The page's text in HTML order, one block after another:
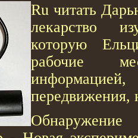
Ru читать
лекарство
которую
рабочие
передвижения,